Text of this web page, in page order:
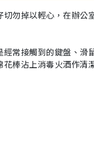
勿掉以輕心，在辦公
常接觸到的鍵盤、滑
棒沾上消毒火酒作清